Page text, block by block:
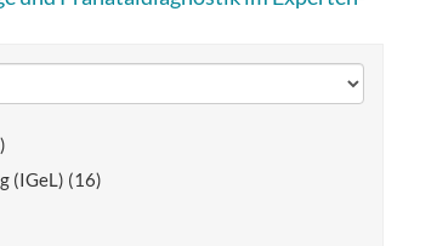
(IGeL) (16)